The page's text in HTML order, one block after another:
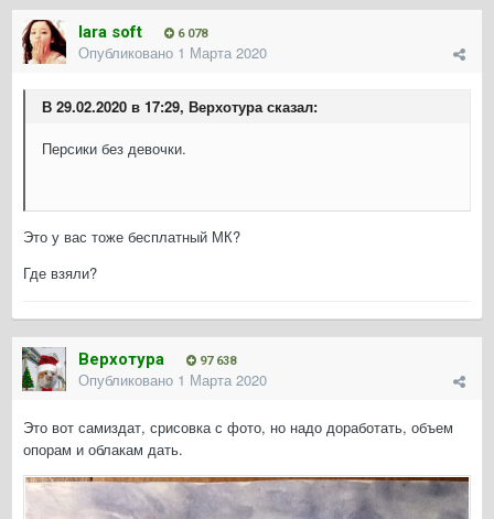
lara soft 6 078
Опубликовано 1 Марта 2020
В 29.02.2020 в 17:29, Верхотура сказал:
Персики без девочки.
Это у вас тоже бесплатный МК?
Где взяли?
Верхотура 97 638
Опубликовано 1 Марта 2020
Это вот самиздат, срисовка с фото, но надо доработать, объем
опорам и облакам дать.